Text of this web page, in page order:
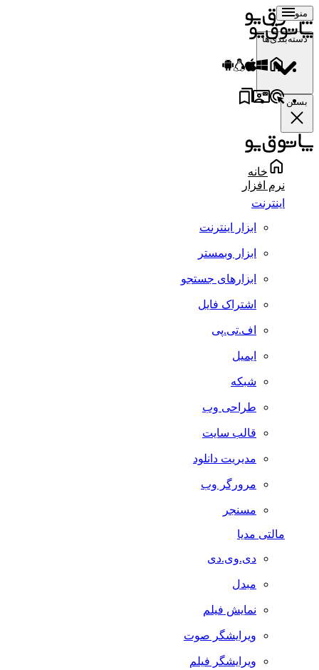
منو
دسته‌بندی‌ها
بستن
خانه
نرم افزار
اینترنت
ابزار اینترنت
ابزار وبمستر
ابزارهای جستجو
اشتراک فایل
اف.تی.پی
ایمیل
شبکه
طراحی وب
قالب سایت
مدیریت دانلود
مرورگر وب
مسنجر
مالتی مدیا
دی.وی.دی
مبدل
نمایش فیلم
ویرایشگر صوت
ویرایشگر فیلم